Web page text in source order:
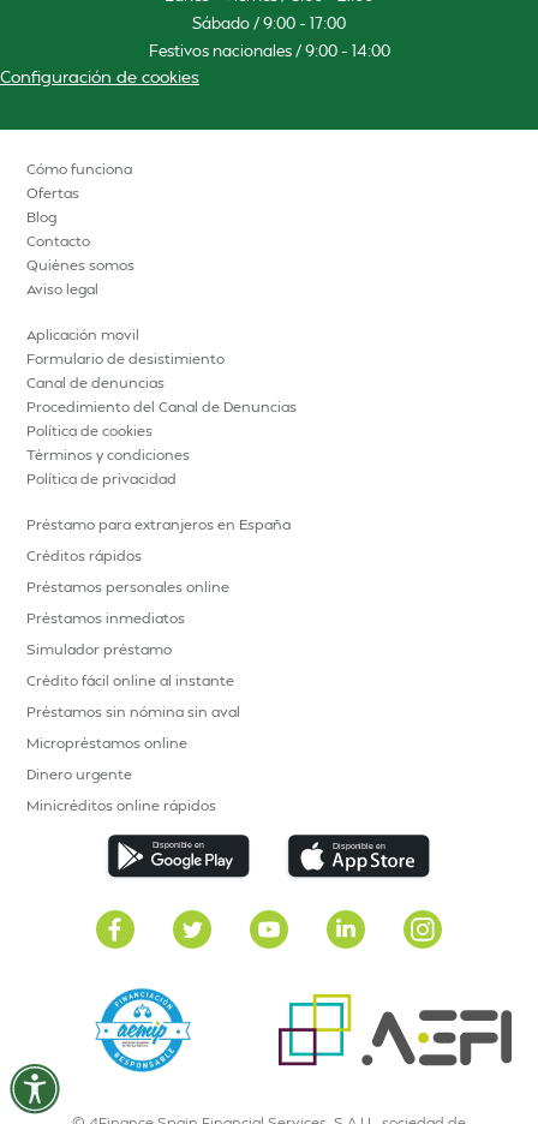
Sábado / 9:00 – 17:00
Festivos nacionales / 9:00 – 14:00
Configuración de cookies
Cómo funciona
Ofertas
Blog
Contacto
Quiénes somos
Aviso legal
Aplicación movil
Formulario de desistimiento
Canal de denuncias
Procedimiento del Canal de Denuncias
Política de cookies
Términos y condiciones
Política de privacidad
Préstamo para extranjeros en España
Créditos rápidos
Préstamos personales online
Préstamos inmediatos
Simulador préstamo
Crédito fácil online al instante
Préstamos sin nómina sin aval
Micropréstamos online
Dinero urgente
Minicréditos online rápidos